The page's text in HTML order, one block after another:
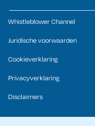
Whistleblower Channel
Juridische voorwaarden
Cookieverklaring
Privacyverklaring
Disclaimers